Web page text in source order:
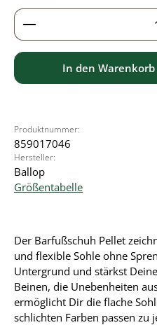
Produkt Anzahl: Gib
In den Warenkorb
Produktnummer:
859017046
Hersteller:
Ballop
Größentabelle
Der Barfußschuh Pellet
und flexible Sohle ohne
Untergrund und stärkst
Beinen, die Unebenheiten
ermöglicht Dir die flache
schlichten Farben passen